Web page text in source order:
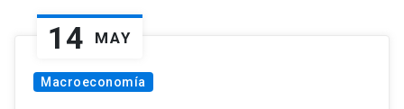
14 MAY
Macroeconomía